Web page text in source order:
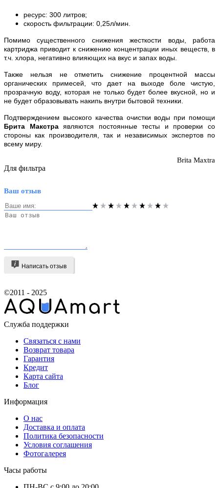
ресурс: 300 литров;
скорость фильтрации: 0,25л/мин.
Помимо существенного снижения жесткости воды, работа
картриджа приводит к снижению концентрации иных веществ, в
т.ч. хлора, негативно влияющих на вкус и запах воды.
Также нельзя не отметить снижение процентной массы
органических примесей, что дает на выходе боле чистую,
прозрачную воду, которая не только будет более вкусной, но и
не будет образовывать накипь внутри бытовой техники.
Подтверждением высокого качества очистки воды при помощи
Брита Макстраявляются постоянные тесты и проверки со
стороны как производителя, так и независимых экспертов по
всему миру.
Для фильтра
Brita Maxtra
Ваш отзыв
Написать отзыв
©2011 - 2025
Служба поддержки
Связаться с нами
Возврат товара
Гарантия
Кредит
Карта сайта
Блог
Информация
О нас
Доставка и оплата
Политика безопасности
Условия соглашения
Фотогалерея
Часы работы